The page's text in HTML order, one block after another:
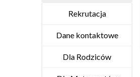
Rekrutacja
Dane kontaktowe
Dla Rodziców